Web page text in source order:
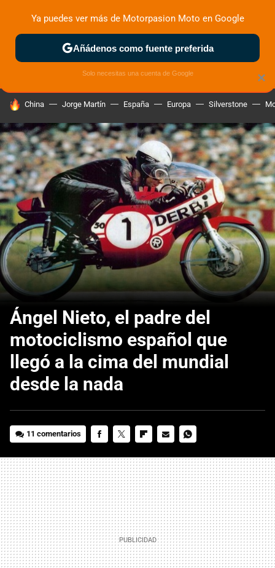
ZONA DE PRUEBAS DEPORTIVAS MOTOS ELÉCTRICAS
HOY SE HABLA DE
China Jorge Martín España Europa Silverstone
Ángel Nieto, el padre del
motociclismo español que
llegó a la cima del mundial
desde la nada
11 comentarios
MAIL
×
Ya puedes ver más de Motorpasion Moto en Google
Añádenos como fuente preferida
Solo necesitas una cuenta de Google